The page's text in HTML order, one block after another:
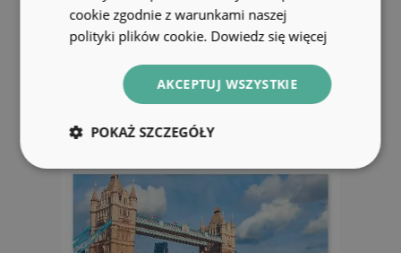
londyn architektura most
104.99 zł
cookie zgodnie z warunkami naszej
polityki plików cookie. Dowiedz się więcej
AKCEPTUJ WSZYSTKIE
POKAŻ SZCZEGÓŁY